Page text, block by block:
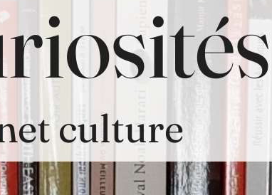
culture